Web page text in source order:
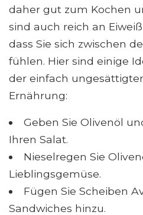
daher gut zum Kochen
sind auch reich an
dass Sie sich zwischen
fühlen. Hier sind einige
der einfach
Ernährung:
Geben Sie Olivenöl
Ihren Salat.
Nieselregen Sie
Lieblingsgemüse.
Fügen Sie Scheiben
Sandwiches hinzu.